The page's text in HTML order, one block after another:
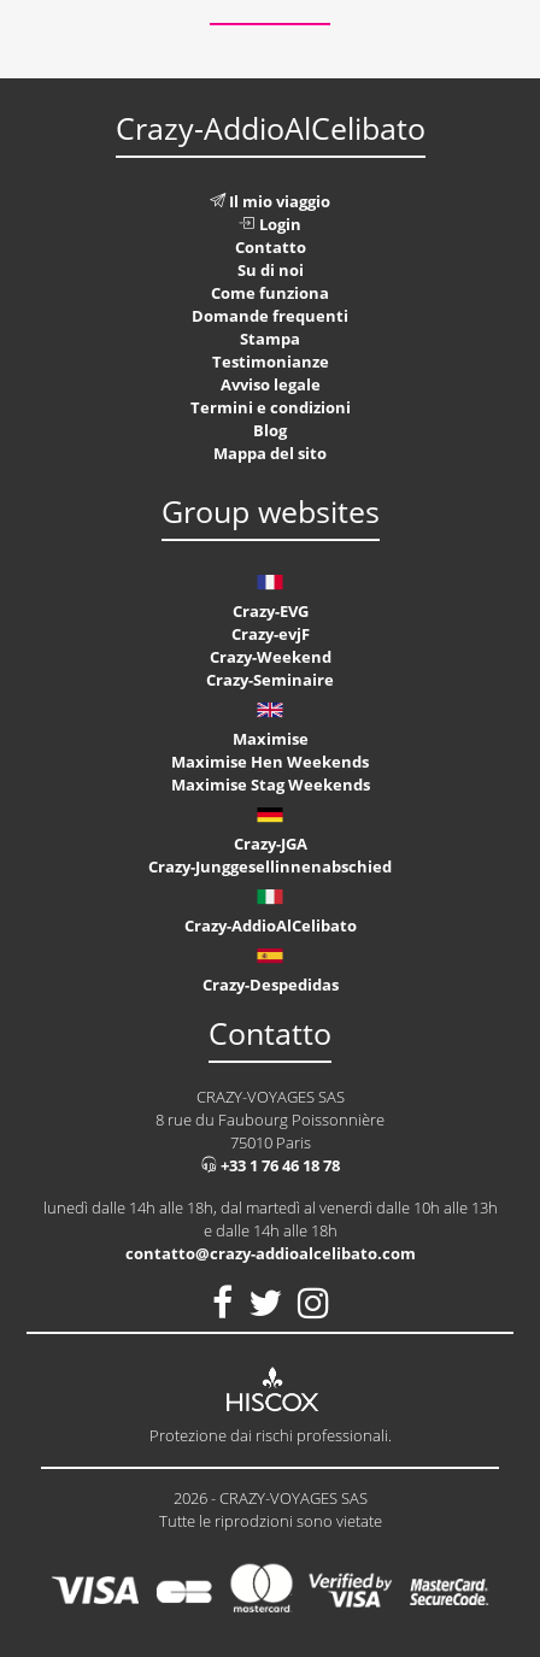
Crazy-AddioAlCelibato
Il mio viaggio
Login
Contatto
Su di noi
Come funziona
Domande frequenti
Stampa
Testimonianze
Avviso legale
Termini e condizioni
Blog
Mappa del sito
Group websites
Crazy-EVG
Crazy-evjF
Crazy-Weekend
Crazy-Seminaire
Maximise
Maximise Hen Weekends
Maximise Stag Weekends
Crazy-JGA
Crazy-Junggesellinnenabschied
Crazy-AddioAlCelibato
Crazy-Despedidas
Contatto
CRAZY-VOYAGES SAS
8 rue du Faubourg Poissonnière
75010 Paris
+33 1 76 46 18 78
lunedì dalle 14h alle 18h, dal martedì al venerdì dalle 10h alle 13h
e dalle 14h alle 18h
contatto@crazy-addioalcelibato.com
Protezione dai rischi professionali.
2026 - CRAZY-VOYAGES SAS
Tutte le riprodzioni sono vietate